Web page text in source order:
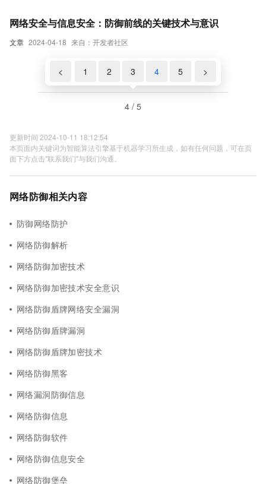
文章 2024-04-18 来自：开发者社区
网络安全与信息安全：防御前线的关键技术与意识
< 1 2 3 4 5 >
4 / 5
更新时间 2024-10-11 18:12:54
本页面内关键词为智能算法引擎基于机器学习所生成，如有任何问题，可在页
面下方点击"联系我们"与我们沟通。
网络防御相关内容
防御网络防护
网络防御解析
网络防御加密技术
网络防御加密技术安全意识
网络防御盾牌网络安全漏洞
网络防御盾牌漏洞
网络防御盾牌加密技术
网络防御黑客
网络漏洞防御信息
网络防御信息
网络防御软件
网络防御信息安全
网络防御堡垒